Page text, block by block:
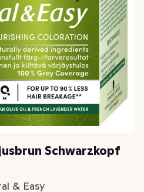
Schwarzkopf
& Easy